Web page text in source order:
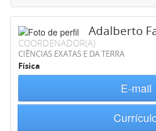
Adalberto
COORDENADOR(A)
CIÊNCIAS EXATAS E DA TERRA
Física
E-mail